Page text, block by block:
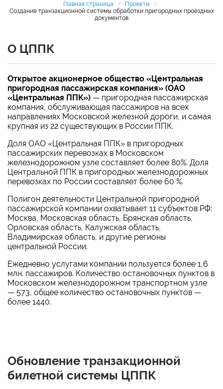
Главная страница / Проекты
/
Создание транзакционной системы обработки пригородных проездных
документов
О ЦППК
Открытое акционерное общество «Центральная
пригородная пассажирская компания» (ОАО
«Центральная ППК») — пригородная пассажирская
компания, обслуживающая пассажиров на всех
направлениях Московской железной дороги, и самая
крупная из 22 существующих в России ППК.
Доля ОАО «Центральная ППК» в пригородных
пассажирских перевозках в Московском
железнодорожном узле составляет более 80%. Доля
Центральной ППК в пригородных железнодорожных
перевозках по России составляет более 60 %.
Полигон деятельности Центральной пригородной
пассажирской компании охватывает 11 субъектов РФ:
Москва, Московская область, Брянская область,
Орловская область, Калужская область,
Владимирская область, и другие регионы
центральной России.
Ежедневно услугами компании пользуется более 1,6
млн. пассажиров. Количество остановочных пунктов в
Московском железнодорожном транспортном узле
— 573, общее количество остановочных пунктов —
более 1440.
Обновление транзакционной
билетной системы ЦППК